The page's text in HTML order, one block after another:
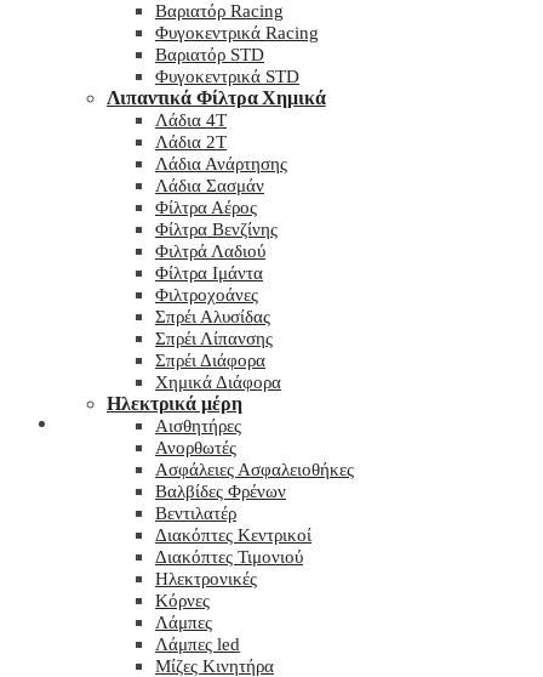
Βαριατόρ Racing
Φυγοκεντρικά Racing
Βαριατόρ STD
Φυγοκεντρικά STD
Λιπαντικά Φίλτρα Χημικά
Λάδια 4T
Λάδια 2T
Λάδια Ανάρτησης
Λάδια Σασμάν
Φίλτρα Αέρος
Φίλτρα Βενζίνης
Φιλτρά Λαδιού
Φίλτρα Ιμάντα
Φιλτροχοάνες
Σπρέι Αλυσίδας
Σπρέι Λίπανσης
Σπρέι Διάφορα
Χημικά Διάφορα
Hλεκτρικά μέρη
Αισθητήρες
Ανορθωτές
Ασφάλειες Ασφαλειοθήκες
Βαλβίδες Φρένων
Βεντιλατέρ
Διακόπτες Κεντρικοί
Διακόπτες Τιμονιού
Ηλεκτρονικές
Κόρνες
Λάμπες
Λάμπες led
Μίζες Κινητήρα